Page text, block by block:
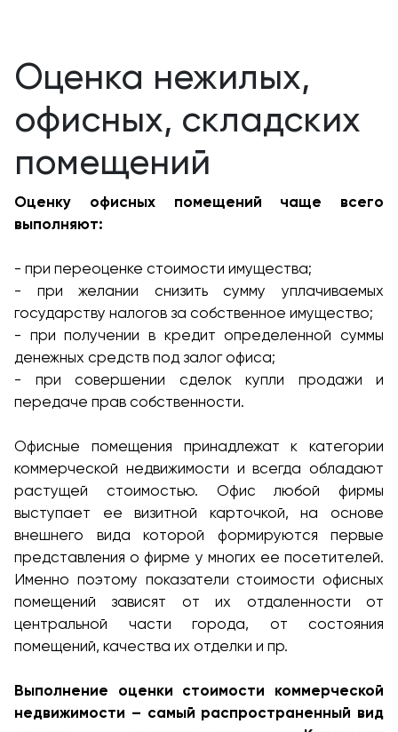
Оценка нежилых,
офисных, складских
помещений
Оценку офисных помещений чаще всего
выполняют:
- при переоценке стоимости имущества;
- при желании снизить сумму уплачиваемых
государству налогов за собственное имущество;
- при получении в кредит определенной суммы
денежных средств под залог офиса;
- при совершении сделок купли продажи и
передаче прав собственности.
Офисные помещения принадлежат к категории
коммерческой недвижимости и всегда обладают
растущей стоимостью. Офис любой фирмы
выступает ее визитной карточкой, на основе
внешнего вида которой формируются первые
представления о фирме у многих ее посетителей.
Именно поэтому показатели стоимости офисных
помещений зависят от их отдаленности от
центральной части города, от состояния
помещений, качества их отделки и пр.
Выполнение оценки стоимости коммерческой
недвижимости – самый распространенный вид